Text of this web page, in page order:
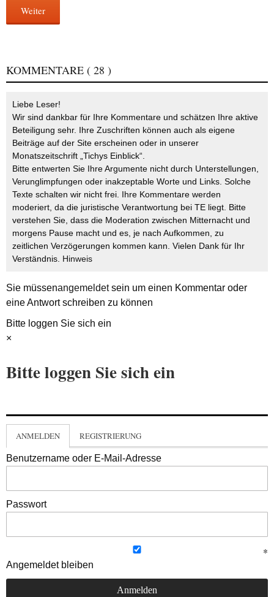
Weiter
KOMMENTARE ( 28 )
Liebe Leser!
Wir sind dankbar für Ihre Kommentare und schätzen Ihre aktive
Beteiligung sehr. Ihre Zuschriften können auch als eigene
Beiträge auf der Site erscheinen oder in unserer
Monatszeitschrift „Tichys Einblick“.
Bitte entwerten Sie Ihre Argumente nicht durch Unterstellungen,
Verunglimpfungen oder inakzeptable Worte und Links. Solche
Texte schalten wir nicht frei. Ihre Kommentare werden
moderiert, da die juristische Verantwortung bei TE liegt. Bitte
verstehen Sie, dass die Moderation zwischen Mitternacht und
morgens Pause macht und es, je nach Aufkommen, zu
zeitlichen Verzögerungen kommen kann. Vielen Dank für Ihr
Verständnis. Hinweis
Sie müssenangemeldetsein um einen Kommentar oder
eine Antwort schreiben zu können
Bitte loggen Sie sich ein
×
Bitte loggen Sie sich ein
ANMELDEN REGISTRIERUNG
Benutzername oder E-Mail-Adresse
Passwort
Angemeldet bleiben